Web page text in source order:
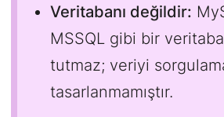
Veritabanı değildir:
MSSQL gibi bir
tutmaz; veriyi
tasarlanmamıştır.